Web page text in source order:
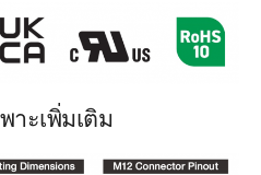
าะเพิ่มเติม